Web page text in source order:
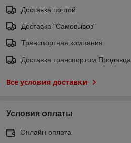
Доставка почтой
Доставка "Самовывоз"
Транспортная компания
Доставка транспортом Продавца
Все условия доставки
Условия оплаты
Онлайн оплата